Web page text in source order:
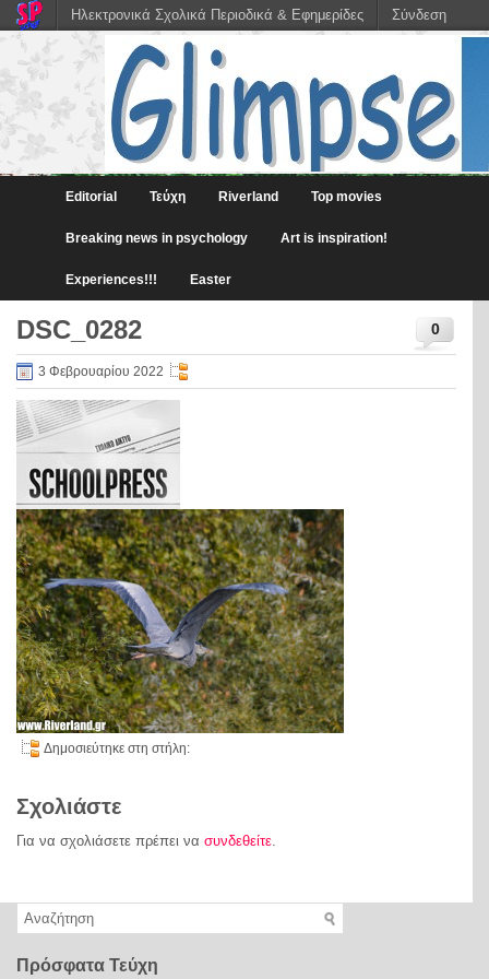
Editorial Τεύχη Riverland Top movies
Breaking news in psychology Art is inspiration!
Experiences!!! Easter
0
DSC_0282
3 Φεβρουαρίου 2022
Δημοσιεύτηκε στη στήλη:
Σχολιάστε
Για να σχολιάσετε πρέπει να συνδεθείτε.
Πρόσφατα Τεύχη
Ηλεκτρονικά Σχολικά Περιοδικά & Εφημερίδες Σύνδεση